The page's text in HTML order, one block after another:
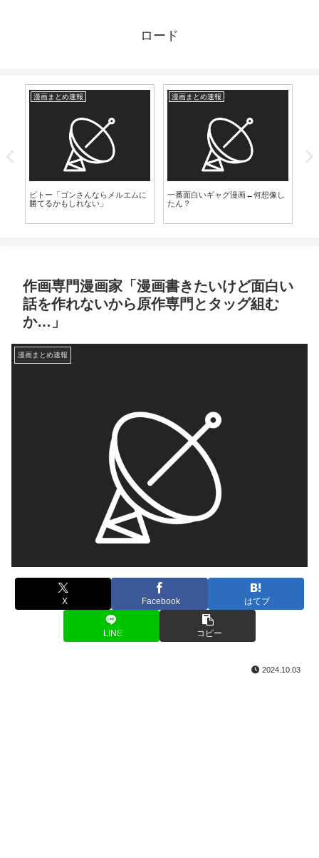
ロード
漫画まとめ速報
ピトー「ゴンさんならメルエムに
勝てるかもしれない」
漫画まとめ速報
一番面白いギャグ漫画←何想像し
たん？
作画専門漫画家「漫画書きたいけど面白い
話を作れないから原作専門とタッグ組む
か…」
漫画まとめ速報
X Facebook はてブ
LINE コピー
2024.10.03